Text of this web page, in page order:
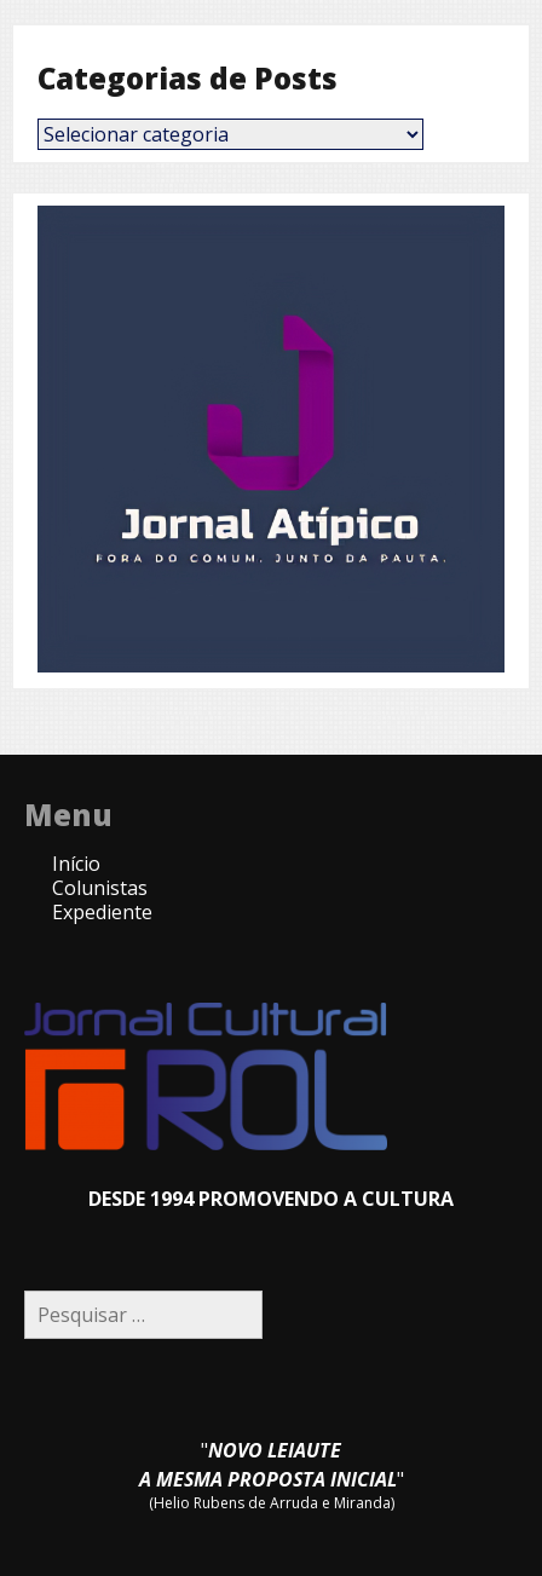
Categorias de Posts
Categorias
de
Menu
Início
Colunistas
Expediente
DESDE 1994 PROMOVENDO A CULTURA
Pesquisar
por:
"NOVO LEIAUTE
A MESMA PROPOSTA INICIAL"
(Helio Rubens de Arruda e Miranda)